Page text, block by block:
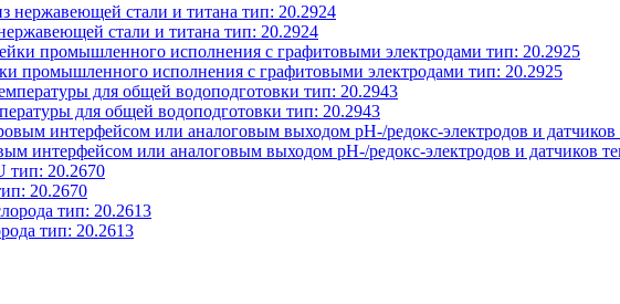
стали и титана тип: 20.2924
промышленного исполнения с графитовыми электродами тип: 20.2925
для общей водоподготовки тип: 20.2943
интерфейсом или аналоговым выходом рН-/редокс-электродов и датчиков
20.2670
тип: 20.2613